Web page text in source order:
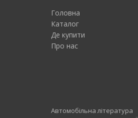
Головна
Каталог
Де купити
Про нас
Автомобільна література